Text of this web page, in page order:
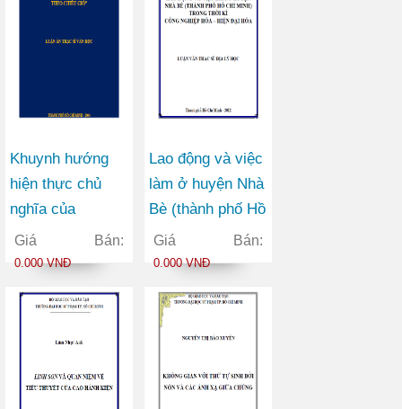
Khuynh hướng
hiện thực chủ
nghĩa của
Margaret Mitchell
trong tác phẩm
Giá Bán:
0.000 VNĐ
Lao động và việc
làm ở huyện Nhà
Bè (thành phố Hồ
Chí Minh) trong
thời kì công
đại hóa
Giá Bán:
0.000 VNĐ